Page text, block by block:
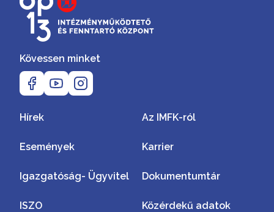
Kövessen minket
Hírek
Események
Igazgatóság- Ügyvitel
ISZO
Az IMFK-ról
Karrier
Dokumentumtár
Közérdekű adatok